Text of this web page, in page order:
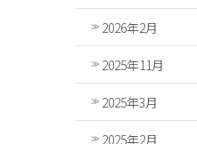
2026年2月
2025年11月
2025年3月
2025年2月